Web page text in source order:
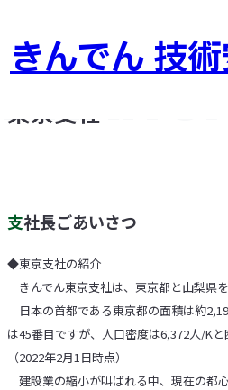
きんでん 技
東京支社
支社長ごあいさつ
◆東京支社の紹介
きんでん東京支社は、東京都と山梨県を
日本の首都である東京都の面積は約
は45番目ですが、人口密度は6,372人/Kと
（2022年2月1日時点）
建設業の縮小が叫ばれる中、現在の都